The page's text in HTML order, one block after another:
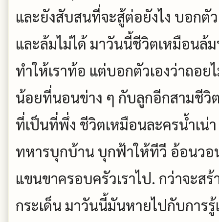
และยังสับสนที่จะสู้ต่อยังไง บอกตัว
และล้มไม่ได้ มาวันนี้ชีวิตเหมือนล้
ทำให้เราท้อ แต่บอกตัวเองว่าถอ
น้อยที่นอนข่าง ๆ กับลูกอีกสามชีวิ
ที่เป็นที่พึ่ง ชีวิตเหมือนละครน้ำเน่
ทหารบุกบ้าน บุกฟ้าให้ทีวี อ้อนวอ
แขนขาครอบครัวเราไป. กว่าจะส
กระเด็น มาวันนี้มันหายไปกับการ